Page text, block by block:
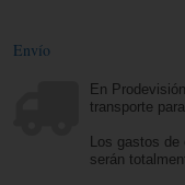
Envío
En
transporte
Los gastos
serán